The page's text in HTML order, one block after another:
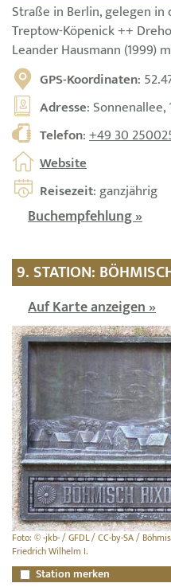
Straße in Berlin, gelegen
Treptow-Köpenick ++
Leander Hausmann (1999)
GPS-Koordinaten:
Adresse: Sonnenallee,
Telefon:+49 30
Website
Reisezeit: ganzjährig
Buchempfehlung »
9. STATION:
Auf Karte anzeigen »
Foto: © -jkb- / GFDL / CC-by-SA /
Friedrich Wilhelm I.
Station merken